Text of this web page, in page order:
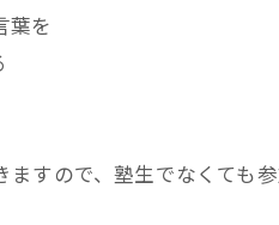
葉を
すので、塾生でなくても参